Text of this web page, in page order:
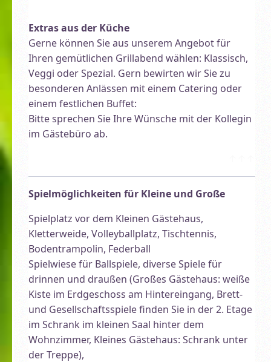
Extras aus der Küche
Gerne können Sie aus unserem Angebot für
Ihren gemütlichen Grillabend wählen: Klassisch,
Veggi oder Spezial. Gern bewirten wir Sie zu
besonderen Anlässen mit einem Catering oder
einem festlichen Buffet:
Bitte sprechen Sie Ihre Wünsche mit der Kollegin
im Gästebüro ab.
Spielmöglichkeiten für Kleine und Große
Spielplatz vor dem Kleinen Gästehaus,
Kletterweide, Volleyballplatz, Tischtennis,
Bodentrampolin, Federball
Spielwiese für Ballspiele, diverse Spiele für
drinnen und draußen (Großes Gästehaus: weiße
Kiste im Erdgeschoss am Hintereingang, Brett-
und Gesellschaftsspiele finden Sie in der 2. Etage
im Schrank im kleinen Saal hinter dem
Wohnzimmer, Kleines Gästehaus: Schrank unter
der Treppe),